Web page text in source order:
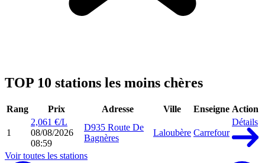
TOP 10 stations les moins chères
Rang Prix Adresse Ville Enseigne Action
1
2,061 €/L
08/08/2026
08:59
D935 Route De
Bagnères
Laloubère Carrefour
Détails
Voir toutes les stations